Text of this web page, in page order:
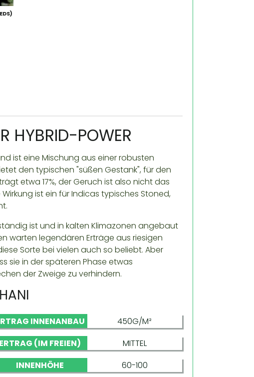
HYBRID-POWER
ist eine Mischung aus einer robusten
den typischen "süßen Gestank", für den
etwa 17%, der Geruch ist also nicht das
ist ein für Indicas typisches Stoned,
ist und in kalten Klimazonen angebaut
warten legendären Erträge aus riesigen
Sorte bei vielen auch so beliebt. Aber
sie in der späteren Phase etwas
der Zweige zu verhindern.
INNENANBAU
450G/M²
ERTRAG (IM FREIEN)
MITTEL
INNENHÖHE
60-100